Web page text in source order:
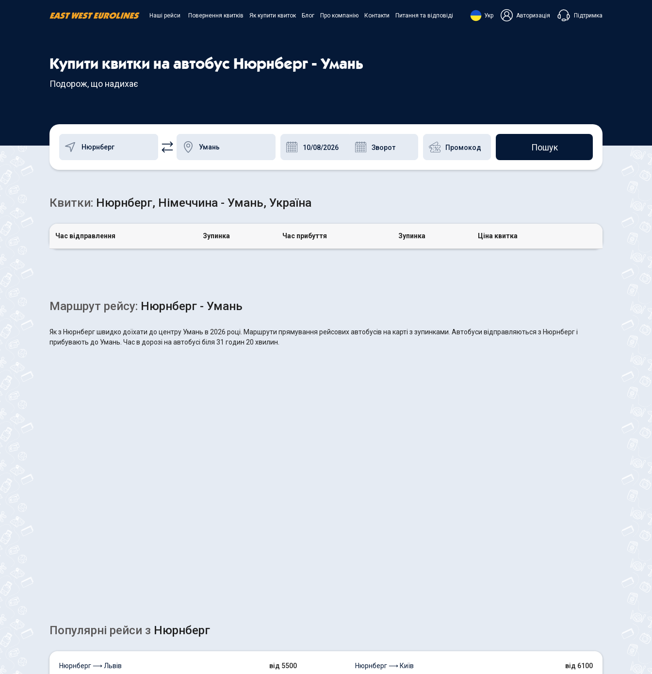
Наші рейси Повернення квитків Як купити квиток Блог Про компанію Контакти Питання та відповіді Укр Авторизація Підтримка
Чат в Messenger
Купити квитки на автобус Нюрнберг - Умань
Подорож, що надихає
Пошук
Квитки: Нюрнберг, Німеччина - Умань, Україна
Час відправлення Зупинка Час прибуття Зупинка Ціна квитка
Маршрут рейсу: Нюрнберг - Умань
Як з Нюрнберг швидко доїхати до центру Умань в 2026 році. Маршрути прямування рейсових автобусів на карті з зупинками. Автобуси відправляються з Нюрнберг і
прибувають до Умань. Час в дорозі на автобусі біля 31 годин 20 хвилин.
Популярні рейcи з Нюрнберг
Нюрнберг ⟶ Львів від 5500 Нюрнберг ⟶ Київ від 6100